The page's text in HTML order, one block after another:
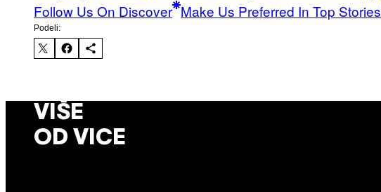
Follow Us On Discover Make Us Preferred In Top Stories
Podeli:
VIŠE
OD VICE